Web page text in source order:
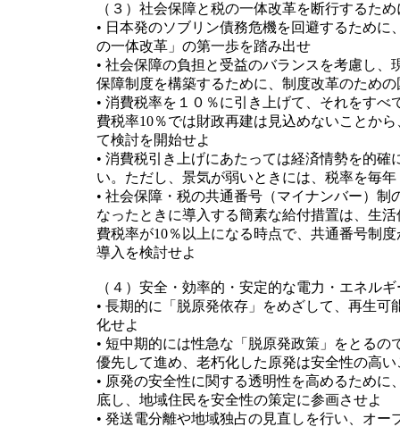
（３）社会保障と税の一体改革を断行するため
• 日本発のソブリン債務危機を回避するため
の一体改革」の第一歩を踏み出せ
• 社会保障の負担と受益のバランスを考慮し
保障制度を構築するために、制度改革のため
• 消費税率を１０％に引き上げて、それをす
費税率10％では財政再建は見込めないことか
て検討を開始せよ
• 消費税引き上げにあたっては経済情勢を的
い。ただし、景気が弱いときには、税率を毎
• 社会保障・税の共通番号（マイナンバー）
なったときに導入する簡素な給付措置は、生
費税率が10％以上になる時点で、共通番号制
導入を検討せよ
（４）安全・効率的・安定的な電力・エネル
• 長期的に「脱原発依存」をめざして、再生
化せよ
• 短中期的には性急な「脱原発政策」をとる
優先して進め、老朽化した原発は安全性の高
• 原発の安全性に関する透明性を高めるため
底し、地域住民を安全性の策定に参画させよ
• 発送電分離や地域独占の見直しを行い、オ